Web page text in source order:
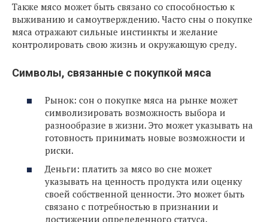
Также мясо может быть связано со способностью к
выживанию и самоутверждению. Часто сны о покупке
мяса отражают сильные инстинкты и желание
контролировать свою жизнь и окружающую среду.
Символы, связанные с покупкой мяса
Рынок: сон о покупке мяса на рынке может
символизировать возможность выбора и
разнообразие в жизни. Это может указывать на
готовность принимать новые возможности и
риски.
Деньги: платить за мясо во сне может
указывать на ценность продукта или оценку
своей собственной ценности. Это может быть
связано с потребностью в признании и
достижении определенного статуса.